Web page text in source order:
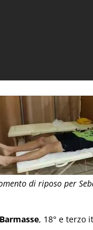
di riposo per
, 18° e terzo